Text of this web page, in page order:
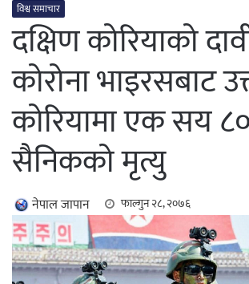
विश्व समाचार
दक्षिण कोरियाको
कोरोना भाइरसबाट
कोरियामा एक सय ८०
सैनिकको मृत्यु
नेपाल जापान फाल्गुन २८, २०७६